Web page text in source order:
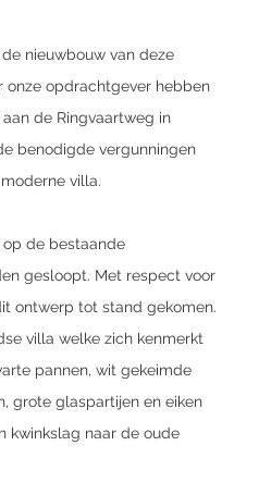
nieuwbouw van deze
onze opdrachtgever hebben
de Ringvaartweg in
benodigde vergunningen
villa.
de bestaande
gesloopt. Met respect voor
ontwerp tot stand gekomen.
villa welke zich kenmerkt
pannen, wit gekeimde
grote glaspartijen en eiken
kwinkslag naar de oude